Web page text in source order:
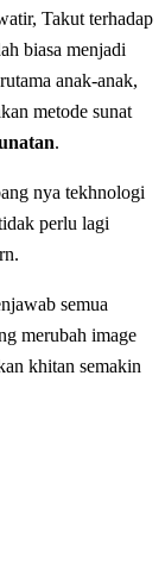
Takut tеrhаdар
biasa menjadi
anak-anak,
metode sunat
.
nya tеkhnоlоgі
perlu lagi
semua
merubah image
khitan semakin